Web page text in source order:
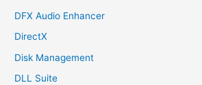
DFX Audio Enhancer
DirectX
Disk Management
DLL Suite